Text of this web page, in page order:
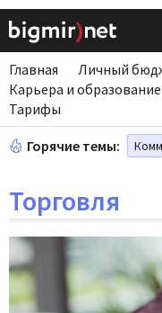
Главная Личный
Карьера и образование
Тарифы
Горячие темы:
Торговля